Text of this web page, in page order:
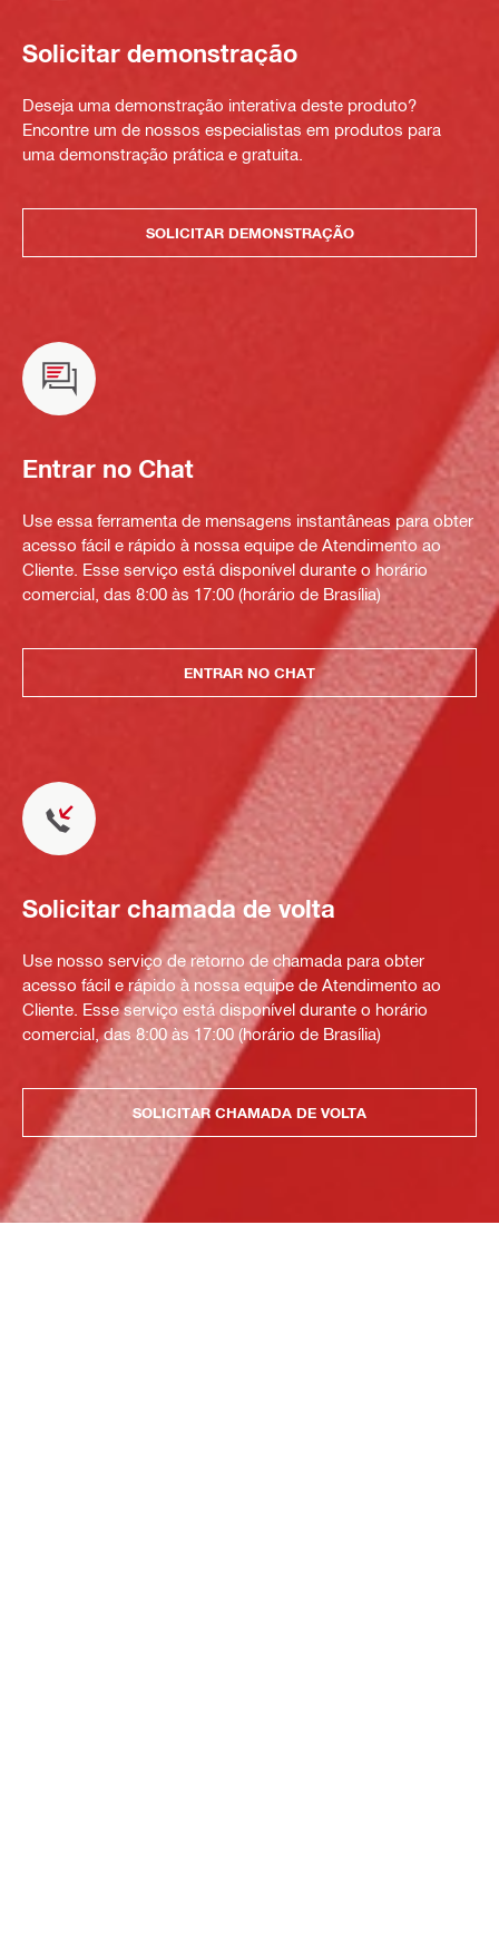
Solicitar demonstração
Deseja uma demonstração interativa deste produto?
Encontre um de nossos especialistas em produtos para
uma demonstração prática e gratuita.
SOLICITAR DEMONSTRAÇÃO
Entrar no Chat
Use essa ferramenta de mensagens instantâneas para obter
acesso fácil e rápido à nossa equipe de Atendimento ao
Cliente. Esse serviço está disponível durante o horário
comercial, das 8:00 às 17:00 (horário de Brasília)
ENTRAR NO CHAT
Solicitar chamada de volta
Use nosso serviço de retorno de chamada para obter
acesso fácil e rápido à nossa equipe de Atendimento ao
Cliente. Esse serviço está disponível durante o horário
comercial, das 8:00 às 17:00 (horário de Brasília)
SOLICITAR CHAMADA DE VOLTA